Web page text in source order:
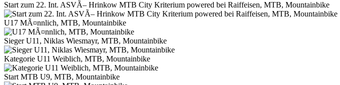
Start zum 22. Int. ASVÃ– Hrinkow MTB City Kriterium powered bei Raiffeisen, MTB, Mountainbike
U17 MÃ¤nnlich, MTB, Mountainbike
Sieger U11, Niklas Wiesmayr, MTB, Mountainbike
Kategorie U11 Weiblich, MTB, Mountainbike
Start MTB U9, MTB, Mountainbike